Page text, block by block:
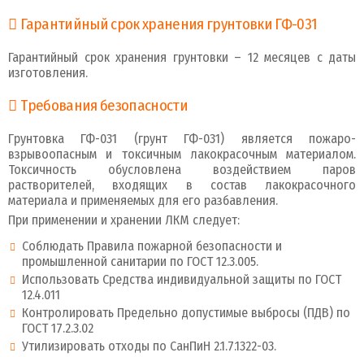
Гарантийный срок хранения грунтовки ГФ-031
Гарантийный срок хранения грунтовки – 12 месяцев с даты
изготовления.
Требования безопасности
Грунтовка ГФ-031 (грунт ГФ-031) является пожаро-
взрывоопасным и токсичным лакокрасочным материалом.
Токсичность обусловлена воздействием паров
растворителей, входящих в состав лакокрасочного
материала и применяемых для его разбавления.
При применении и хранении ЛКМ следует:
Соблюдать Правила пожарной безопасности и
промышленной санитарии по ГОСТ 12.3.005.
Использовать Средства индивидуальной защиты по ГОСТ
12.4.011
Контролировать Предельно допустимые выбросы (ПДВ) по
ГОСТ 17.2.3.02
Утилизировать отходы по СанПиН 2.1.7.1322-03.